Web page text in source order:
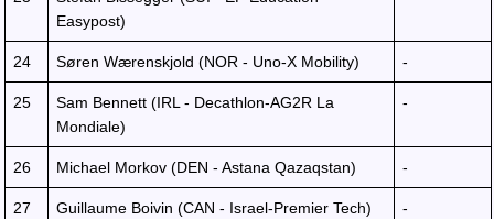
Easypost)
24 Søren Wærenskjold (NOR - Uno-X Mobility) -
25
Sam Bennett (IRL - Decathlon-AG2R La
Mondiale)
-
26 Michael Morkov (DEN - Astana Qazaqstan) -
27 Guillaume Boivin (CAN - Israel-Premier Tech) -